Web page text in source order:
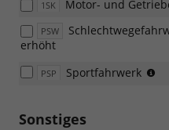
1SK Motor- und
PSW
erhöht
PSP Sportfahrwerk
Sonstiges